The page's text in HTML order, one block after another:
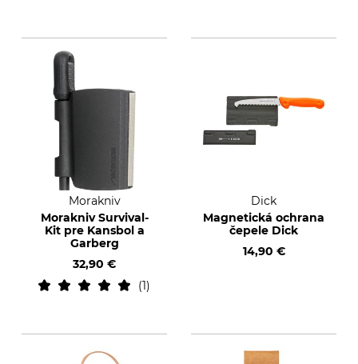
Morakniv
Morakniv Survival-
Kit pre Kansbol a
Garberg
32,90 €
1
Dick
Magnetická ochrana
čepele Dick
14,90 €